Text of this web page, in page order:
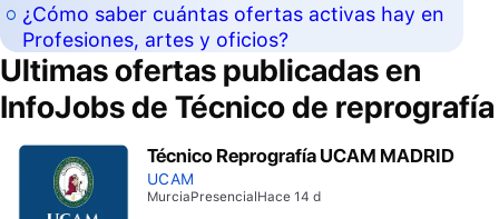
¿Cómo saber cuántas ofertas activas hay en
Profesiones, artes y oficios?
Ultimas ofertas publicadas en
InfoJobs de Técnico de reprografía
Técnico Reprografía UCAM MADRID
UCAM
MurciaPresencialHace 14 d